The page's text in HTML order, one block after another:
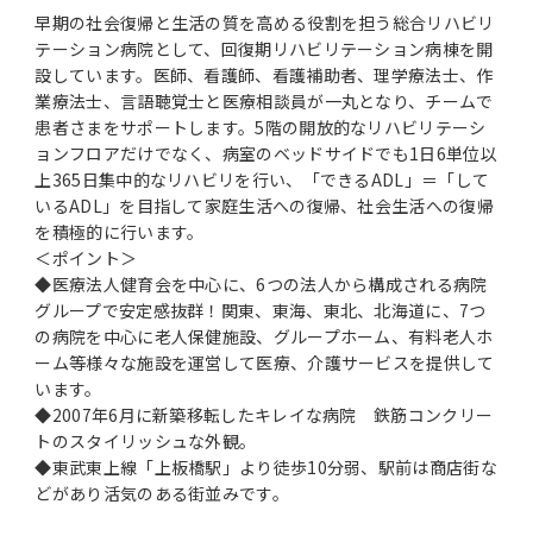
早期の社会復帰と生活の質を高める役割を担う総合リハビリ
テーション病院として、回復期リハビリテーション病棟を開
設しています。医師、看護師、看護補助者、理学療法士、作
業療法士、言語聴覚士と医療相談員が一丸となり、チームで
患者さまをサポートします。5階の開放的なリハビリテーシ
ョンフロアだけでなく、病室のベッドサイドでも1日6単位以
上365日集中的なリハビリを行い、「できるADL」＝「して
いるADL」を目指して家庭生活への復帰、社会生活への復帰
を積極的に行います。
＜ポイント＞
◆医療法人健育会を中心に、6つの法人から構成される病院
グループで安定感抜群！関東、東海、東北、北海道に、7つ
の病院を中心に老人保健施設、グループホーム、有料老人ホ
ーム等様々な施設を運営して医療、介護サービスを提供して
います。
◆2007年6月に新築移転したキレイな病院 鉄筋コンクリー
トのスタイリッシュな外観。
◆東武東上線「上板橋駅」より徒歩10分弱、駅前は商店街な